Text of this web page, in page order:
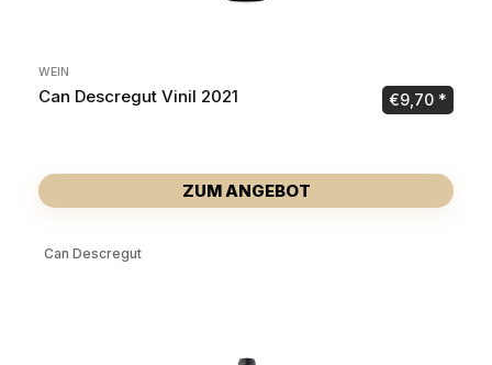
WEIN
Can Descregut Vinil 2021 €9,70
ZUM ANGEBOT
Can Descregut